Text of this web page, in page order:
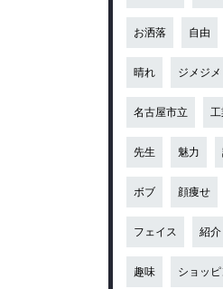
お洒落 自由
晴れ ジメジメ
名古屋市立
先生 魅力
ボブ 顔痩せ
フェイス 紹介
趣味 ショッ